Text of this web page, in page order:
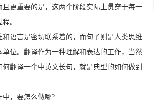
且更重要的是，这两个阶段实际上贯穿于每一
。
和语言是密切联系着的，而句子则是人类思维
单位。翻译作为一种理解和表达的工作，当然
翻译一个中英文长句，就是典型的如何做到
中，要怎么做哪?